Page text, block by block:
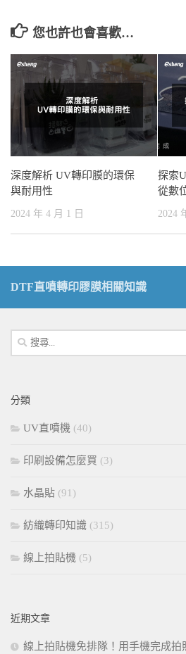
您也許也會喜歡…
深度解析 UV轉印膜的環保
與耐用性
2024 年 4 月 1 日
探索
從數
2024
DTF直噴轉印膠膜相關知識
搜
尋
字:
分類
UV直噴機 (40)
印刷設備怎麼買 (3)
水晶貼 (91)
紡織轉印知識 (315)
線上拍貼機 (5)
近期文章
線上拍貼機免排隊！用手機完成拍